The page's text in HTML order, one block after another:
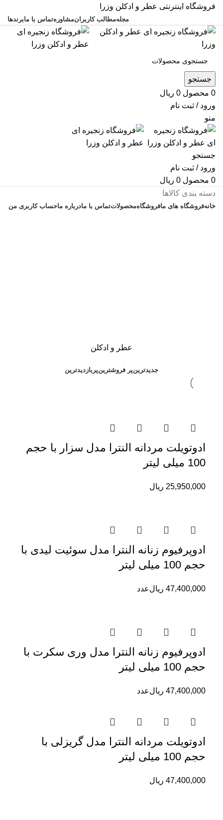
فروشگاه اینترنتی عطر و ادکلن وزرا
مجلهمطالب کاربرانمشاورهتماس با مابرندها
جستجو
0 محصول 0 ریال
ورود / ثبت نام
منو
جستجو
ورود / ثبت نام
0 محصول 0 ریال
دسته بندی کالاها
خانهفروشگاه های مافروشگاهمحصولاتتماس با مادرباره ماحساب کاربری من
عطر و ادکلن
جدیدترینپر فروشترینپربازدیدترین
ادوتویلت مردانه النترا مدل سزار با حجم
100 میلی لیتر
25,950,000 ریال
ادوپرفیوم زنانه النترا مدل سوئیت لیدی با
حجم 100 میلی لیتر
47,400,000 ریالعدد
ادوپرفیوم زنانه النترا مدل وری سکرت با
حجم 100 میلی لیتر
47,400,000 ریالعدد
ادوتویلت مردانه النترا مدل گریزلی با
حجم 100 میلی لیتر
47,400,000 ریال